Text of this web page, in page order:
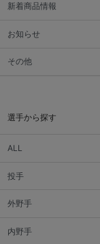
新着商品情報
お知らせ
その他
選手から探す
ALL
投手
外野手
内野手